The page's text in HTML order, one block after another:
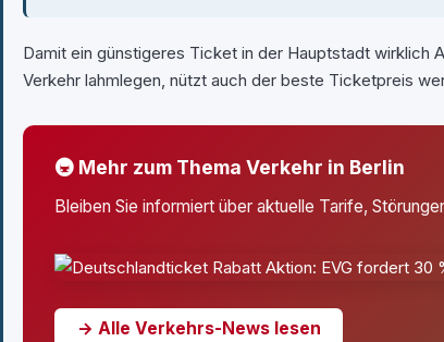
Damit ein günstigeres Ticket in der Hauptstadt wirklich
Verkehr lahmlegen, nützt auch der beste Ticketpreis
🚇 Mehr zum Thema Verkehr in Berlin
Bleiben Sie informiert über aktuelle Tarife,
→ Alle Verkehrs-News lesen